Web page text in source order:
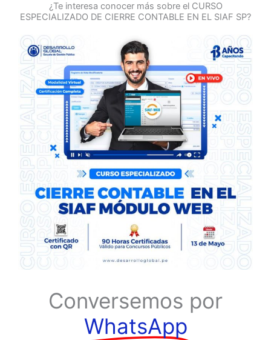
¿Te interesa conocer más sobre el CURSO
ESPECIALIZADO DE CIERRE CONTABLE EN EL SIAF SP?
Conversemos por
WhatsApp